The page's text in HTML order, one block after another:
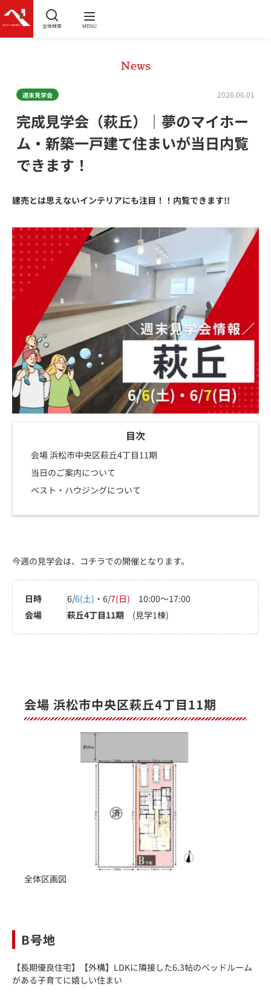
全体検索 MENU
News
週末見学会 2026.06.01
完成見学会（萩丘）｜夢のマイホー
ム・新築一戸建て住まいが当日内覧
できます！
建売とは思えないインテリアにも注目 ！！内覧できます!!
目次
会場 浜松市中央区萩丘4丁目11期
当日のご案内について
ベスト・ハウジングについて
今週の見学会は、コチラでの開催となります。
日時 6/6(土) ・6/7(日) 10:00～17:00
会場
萩丘4丁目11期 (見学1棟)
会場 浜松市中央区萩丘4丁目11期
全体区画図
B号地
【長期優良住宅】【外構】LDKに隣接した6.3帖のベッドルーム
がある子育てに嬉しい住まい